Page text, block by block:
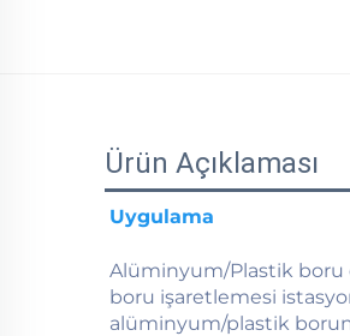
Ürün Açıklaması
Uygulama
Alüminyum/Plastik boru
boru işaretlemesi
alüminyum/plastik